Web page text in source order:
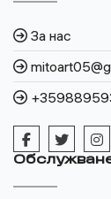
За нас